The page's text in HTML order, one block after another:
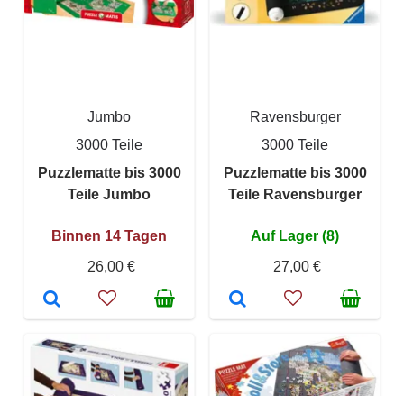
Jumbo
3000 Teile
Puzzlematte bis 3000
Teile Jumbo
Binnen 14 Tagen
26,00 €
Ravensburger
3000 Teile
Puzzlematte bis 3000
Teile Ravensburger
Auf Lager (8)
27,00 €